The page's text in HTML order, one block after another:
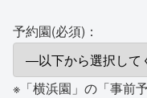
予約園(必須)：
※「横浜園」の「事前